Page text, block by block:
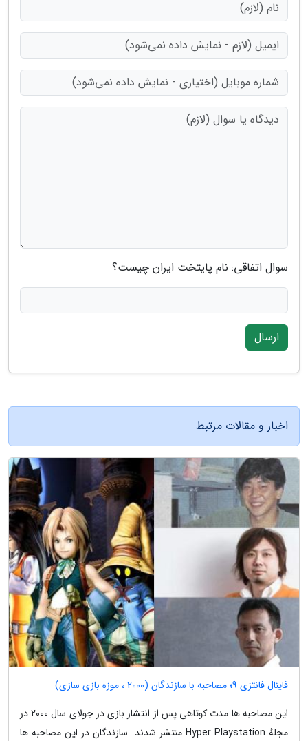
سوال اتفاقی: نام پایتخت ایران چیست؟
ارسال
اخبار و مقالات مرتبط
فاینال فانتزی 9؛ مصاحبه با سازندگان (2000 ، موزه بازی سازی)
این مصاحبه ها مدت کوتاهی پس از انتشار بازی در جولای سال 2000 در
مجلهٔ Hyper Playstation منتشر شدند. سازندگان در این مصاحبه ها